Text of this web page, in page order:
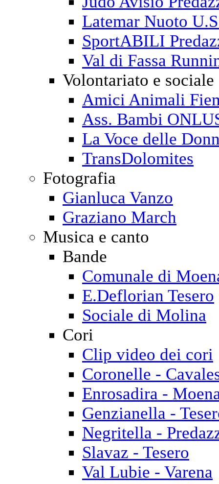
Latemar Nuoto
SportABILI
Val di Fassa
Volontariato e sociale
Amici Animali
Ass. Bambi
La Voce delle
TransDolomites
Fotografia
Gianluca Vanzo
Graziano March
Musica e canto
Bande
Comunale di
E.Deflorian Tesero
Sociale di Molina
Cori
Clip video dei cori
Coronelle -
Enrosadira -
Genzianella -
Negritella -
Slavaz - Tesero
Val Lubie - Varena